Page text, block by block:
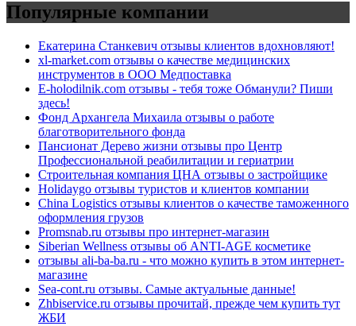
Популярные компании
Екатерина Станкевич отзывы клиентов вдохновляют!
xl-market.com отзывы о качестве медицинских
инструментов в ООО Медпоставка
E-holodilnik.com отзывы - тебя тоже Обманули? Пиши
здесь!
Фонд Архангела Михаила отзывы о работе
благотворительного фонда
Пансионат Дерево жизни отзывы про Центр
Профессиональной реабилитации и гериатрии
Строительная компания ЦНА отзывы о застройщике
Holidaygo отзывы туристов и клиентов компании
China Logistics отзывы клиентов о качестве таможенного
оформления грузов
Promsnab.ru отзывы про интернет-магазин
Siberian Wellness отзывы об ANTI-AGE косметике
отзывы ali-ba-ba.ru - что можно купить в этом интернет-
магазине
Sea-cont.ru отзывы. Самые актуальные данные!
Zhbiservice.ru отзывы прочитай, прежде чем купить тут
ЖБИ